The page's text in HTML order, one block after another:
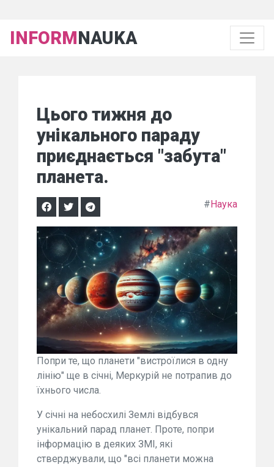
INFORMNAUKA
Цього тижня до
унікального параду
приєднається "забута"
планета.
#Наука
Попри те, що планети "вистроїлися в одну
лінію" ще в січні, Меркурій не потрапив до
їхнього числа.
У січні на небосхилі Землі відбувся
унікальний парад планет. Проте, попри
інформацію в деяких ЗМІ, які
стверджували, що "всі планети можна